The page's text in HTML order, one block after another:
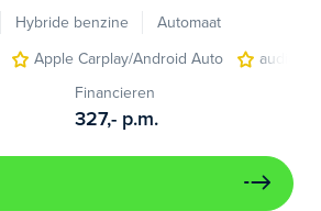
Hybride benzine
Automaat
Apple Carplay/Android Auto
audio
Financieren
327,- p.m.